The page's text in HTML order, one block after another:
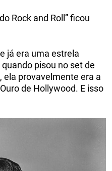
Rock and Roll” ficou
já era uma estrela
pisou no set de
ela provavelmente era a
de Hollywood. E isso